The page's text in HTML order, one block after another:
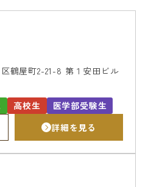
よくあるご質問
鶴屋町2-21-8 第１安田ビル
高校生 医学部受験生
詳細を見る